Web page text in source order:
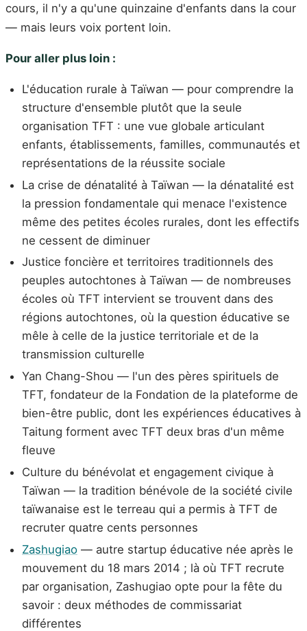
cours, il n'y a qu'une quinzaine d'enfants dans la cour
— mais leurs voix portent loin.
Pour aller plus loin :
L'éducation rurale à Taïwan — pour comprendre la
structure d'ensemble plutôt que la seule
organisation TFT : une vue globale articulant
enfants, établissements, familles, communautés et
représentations de la réussite sociale
La crise de dénatalité à Taïwan — la dénatalité est
la pression fondamentale qui menace l'existence
même des petites écoles rurales, dont les effectifs
ne cessent de diminuer
Justice foncière et territoires traditionnels des
peuples autochtones à Taïwan — de nombreuses
écoles où TFT intervient se trouvent dans des
régions autochtones, où la question éducative se
mêle à celle de la justice territoriale et de la
transmission culturelle
Yan Chang-Shou — l'un des pères spirituels de
TFT, fondateur de la Fondation de la plateforme de
bien-être public, dont les expériences éducatives à
Taitung forment avec TFT deux bras d'un même
fleuve
Culture du bénévolat et engagement civique à
Taïwan — la tradition bénévole de la société civile
taïwanaise est le terreau qui a permis à TFT de
recruter quatre cents personnes
Zashugiao — autre startup éducative née après le
mouvement du 18 mars 2014 ; là où TFT recrute
par organisation, Zashugiao opte pour la fête du
savoir : deux méthodes de commissariat
différentes